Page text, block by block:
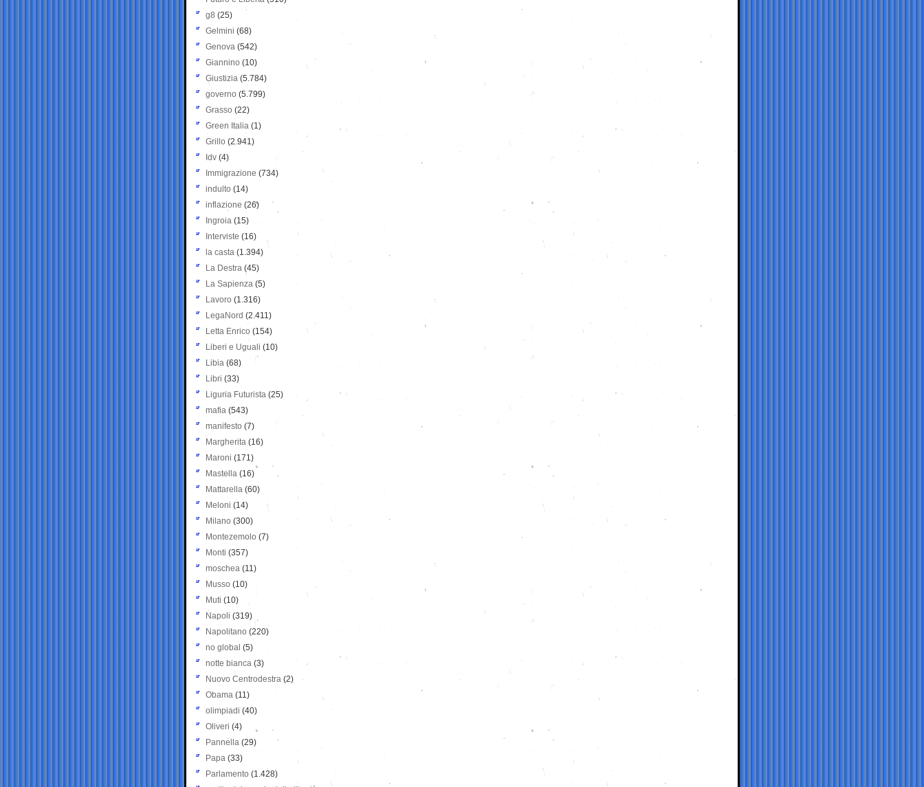
g8 (25)
Gelmini (68)
Genova (542)
Giannino (10)
Giustizia (5.784)
governo (5.799)
Grasso (22)
Green Italia (1)
Grillo (2.941)
Idv (4)
Immigrazione (734)
indulto (14)
inflazione (26)
Ingroia (15)
Interviste (16)
la casta (1.394)
La Destra (45)
La Sapienza (5)
Lavoro (1.316)
LegaNord (2.411)
Letta Enrico (154)
Liberi e Uguali (10)
Libia (68)
Libri (33)
Liguria Futurista (25)
mafia (543)
manifesto (7)
Margherita (16)
Maroni (171)
Mastella (16)
Mattarella (60)
Meloni (14)
Milano (300)
Montezemolo (7)
Monti (357)
moschea (11)
Musso (10)
Muti (10)
Napoli (319)
Napolitano (220)
no global (5)
notte bianca (3)
Nuovo Centrodestra (2)
Obama (11)
olimpiadi (40)
Oliveri (4)
Pannella (29)
Papa (33)
Parlamento (1.428)